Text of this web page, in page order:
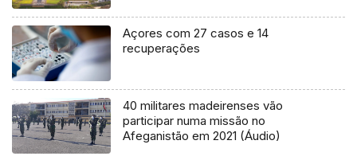
Açores com 27 casos e 14
recuperações
40 militares madeirenses vão
participar numa missão no
Afeganistão em 2021 (Áudio)